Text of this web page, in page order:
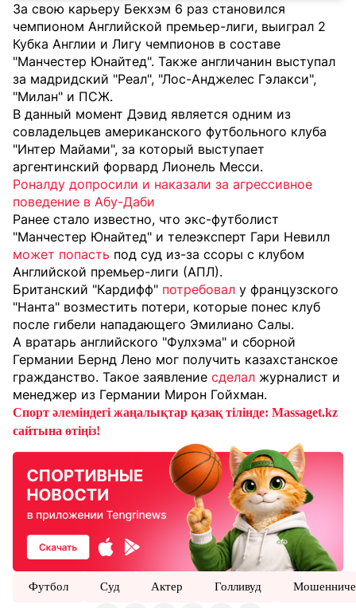
За свою карьеру Бекхэм 6 раз становился
чемпионом Английской премьер-лиги, выиграл 2
Кубка Англии и Лигу чемпионов в составе
"Манчестер Юнайтед". Также англичанин выступал
за мадридский "Реал", "Лос-Анджелес Гэлакси",
"Милан" и ПСЖ.
В данный момент Дэвид является одним из
совладельцев американского футбольного клуба
"Интер Майами", за который выступает
аргентинский форвард Лионель Месси.
Роналду допросили и наказали за агрессивное
поведение в Абу-Даби
Ранее стало известно, что экс-футболист
"Манчестер Юнайтед" и телеэксперт Гари Невилл
может попасть под суд из-за ссоры с клубом
Английской премьер-лиги (АПЛ).
Британский "Кардифф" потребовал у французского
"Нанта" возместить потери, которые понес клуб
после гибели нападающего Эмилиано Салы.
А вратарь английского "Фулхэма" и сборной
Германии Бернд Лено мог получить казахстанское
гражданство. Такое заявление сделал журналист и
менеджер из Германии Мирон Гойхман.
Спорт әлеміндегі жаңалықтар қазақ тілінде: Massaget.kz
сайтына өтіңіз!
Футбол Суд Актер Голливуд